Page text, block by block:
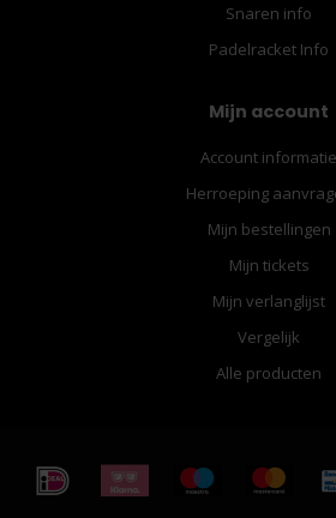
Snaren info
Padelracket Info
Mijn account
Account informatie
Herroeping
Mijn bestellingen
Mijn tickets
Mijn verlanglijst
Vergelijk
Alle producten